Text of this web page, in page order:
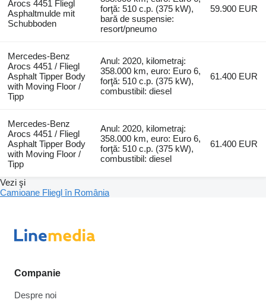
Arocs 4451 Fliegl
Asphaltmulde mit
Schubboden
forţă: 510 c.p. (375 kW),
bară de suspensie:
resort/pneumo
59.900 EUR
Mercedes-Benz
Arocs 4451 / Fliegl
Asphalt Tipper Body
with Moving Floor /
Tipp
Anul: 2020, kilometraj:
358.000 km, euro: Euro 6,
forţă: 510 c.p. (375 kW),
combustibil: diesel
61.400 EUR
Mercedes-Benz
Arocs 4451 / Fliegl
Asphalt Tipper Body
with Moving Floor /
Tipp
Anul: 2020, kilometraj:
358.000 km, euro: Euro 6,
forţă: 510 c.p. (375 kW),
combustibil: diesel
61.400 EUR
Vezi şi
Camioane Fliegl în România
Companie
Despre noi